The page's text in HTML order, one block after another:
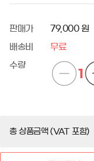
판매가 79,000 원
배송비 무료
수량
1
총 상품금액 (VAT 포함)